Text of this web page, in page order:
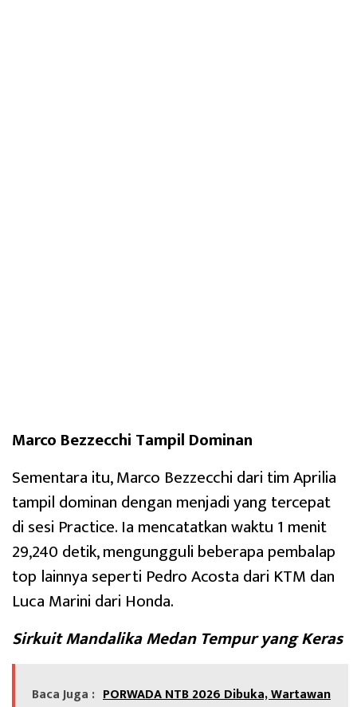
Marco Bezzecchi Tampil Dominan
Sementara itu, Marco Bezzecchi dari tim Aprilia
tampil dominan dengan menjadi yang tercepat
di sesi Practice. Ia mencatatkan waktu 1 menit
29,240 detik, mengungguli beberapa pembalap
top lainnya seperti Pedro Acosta dari KTM dan
Luca Marini dari Honda.
Sirkuit Mandalika Medan Tempur yang Keras
Baca Juga : PORWADA NTB 2026 Dibuka, Wartawan